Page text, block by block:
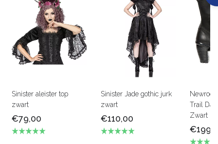
Sinister aleister top
zwart
€79,00
Sinister Jade gothic jurk
zwart
€110,00
Trail
Zwart